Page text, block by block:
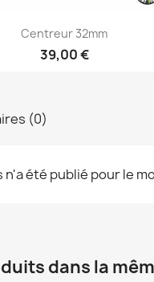
Centreur 32mm
39,00 €
(0)
n'a été publié pour le
dans la